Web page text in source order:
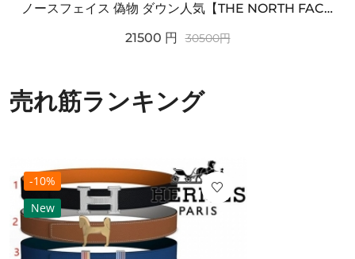
ノースフェイス 偽物 ダウン人気【THE NORTH FACE】M'S 7 SUMMIT HIM...
21500 円 30500円
売れ筋ランキング
-10%
New